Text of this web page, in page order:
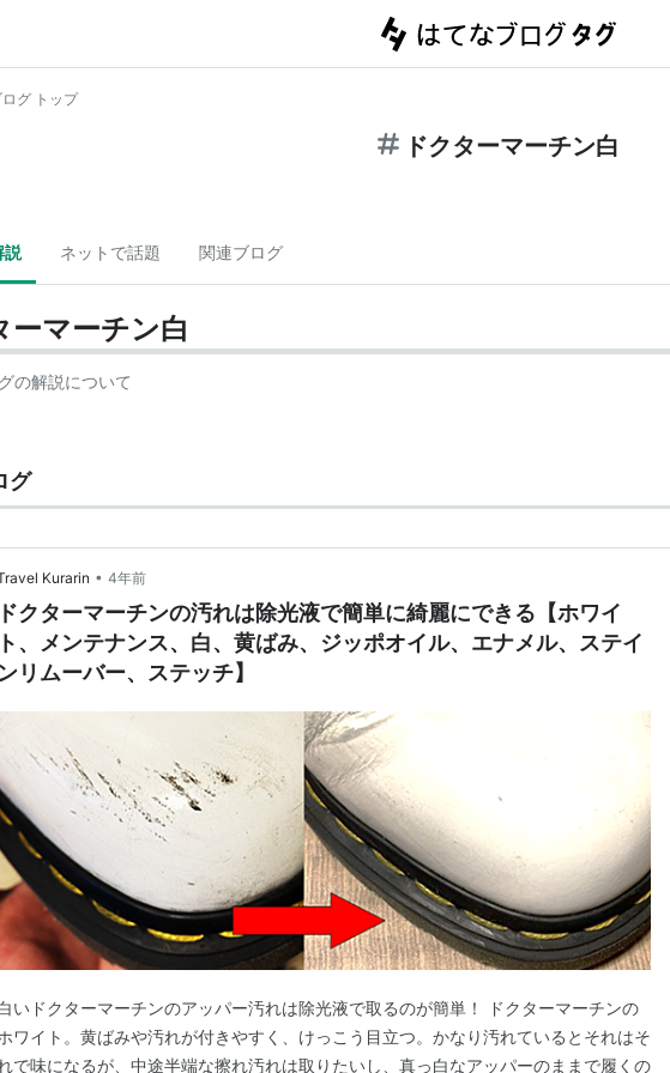
グ トップ
ドクターマーチン白
説 ネットで話題 関連ブログ
ーマーチン白
の解説について
グ
Kurarin • 4年前
ドクターマーチンの汚れは除光液で簡単に綺麗にできる【ホワイ
ト、メンテナンス、白、黄ばみ、ジッポオイル、エナメル、ステイ
ンリムーバー、ステッチ】
いドクターマーチンのアッパー汚れは除光液で取るのが簡単！ ドクターマーチンの
ワイト。黄ばみや汚れが付きやすく、けっこう目立つ。かなり汚れているとそれはそ
で味になるが、中途半端な擦れ汚れは取りたいし、真っ白なアッパーのままで履くの